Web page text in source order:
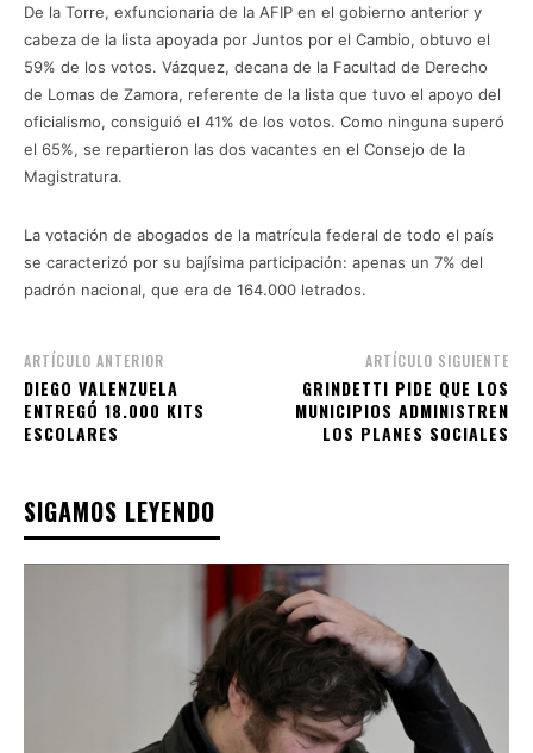
De la Torre, exfuncionaria de la AFIP en el gobierno anterior y
cabeza de la lista apoyada por Juntos por el Cambio, obtuvo el
59% de los votos. Vázquez, decana de la Facultad de Derecho
de Lomas de Zamora, referente de la lista que tuvo el apoyo del
oficialismo, consiguió el 41% de los votos. Como ninguna superó
el 65%, se repartieron las dos vacantes en el Consejo de la
Magistratura.
La votación de abogados de la matrícula federal de todo el país
se caracterizó por su bajísima participación: apenas un 7% del
padrón nacional, que era de 164.000 letrados.
ARTÍCULO ANTERIOR
DIEGO VALENZUELA
ENTREGÓ 18.000 KITS
ESCOLARES
ARTÍCULO SIGUIENTE
GRINDETTI PIDE QUE LOS
MUNICIPIOS ADMINISTREN
LOS PLANES SOCIALES
SIGAMOS LEYENDO